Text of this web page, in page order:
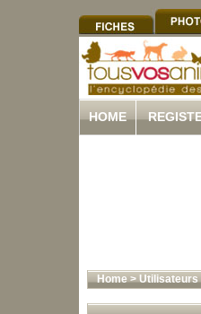
HOME
Home>Utilisateurs